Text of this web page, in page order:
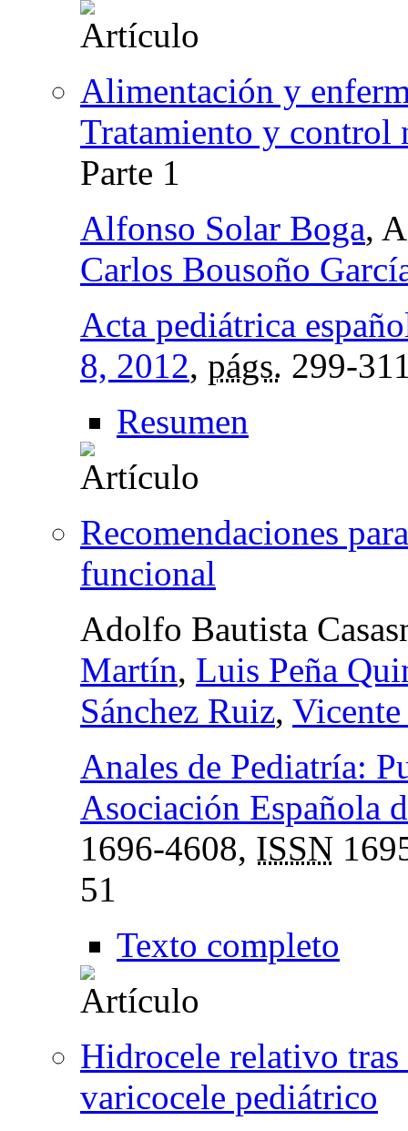
Alimentación y
Tratamiento y control
Parte 1
Alfonso Solar Boga,
Carlos Bousoño
Acta pediátrica
8, 2012, págs. 299-
Resumen
Recomendaciones
funcional
Adolfo Bautista
Martín, Luis Peña
Sánchez Ruiz, Vicente
Anales de Pediatría:
Asociación Española
1696-4608, ISSN
51
Texto completo
Hidrocele relativo
varicocele pediátrico